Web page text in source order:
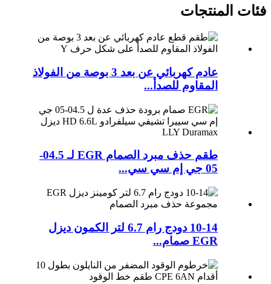
فئات المنتجات
عادم كهربائي عن بعد 3 بوصة من الفولاذ
المقاوم للصدأ...
طقم حذف مبرد الصمام EGR لـ 04.5-
05 جي إم سي سي...
10-14 دودج رام 6.7 لتر الكمون ديزل
EGR صمام...